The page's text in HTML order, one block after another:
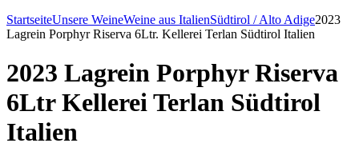
StartseiteUnsere WeineWeine aus ItalienSüdtirol / Alto Adige2023
Lagrein Porphyr Riserva 6Ltr. Kellerei Terlan Südtirol Italien
2023 Lagrein Porphyr Riserva
6Ltr Kellerei Terlan Südtirol
Italien